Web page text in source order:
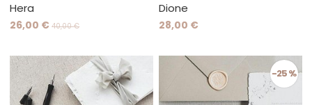
Hera
26,00 €40,00 €
Dione
28,00 €
-25 %